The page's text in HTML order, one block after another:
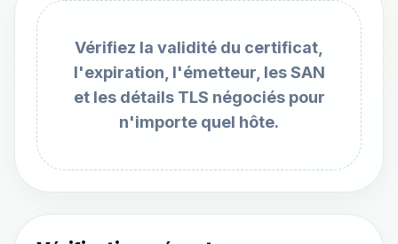
Vérifiez la validité du certificat,
l'expiration, l'émetteur, les SAN
et les détails TLS négociés pour
n'importe quel hôte.